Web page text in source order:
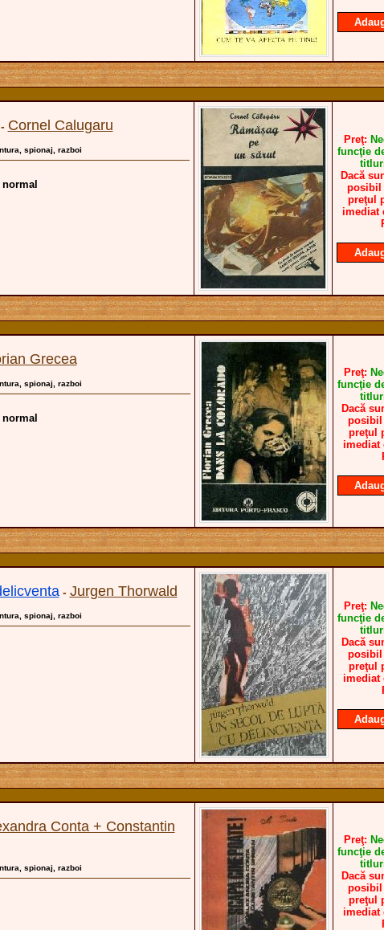
Cornel Calugaru
spionaj, razboi
Preţ:
funcţie
Dacă
posibil
preţul
imediat
Grecea
spionaj, razboi
Preţ:
funcţie
Dacă
posibil
preţul
imediat
- Jurgen Thorwald
spionaj, razboi
Preţ:
funcţie
Dacă
posibil
preţul
imediat
Conta + Constantin
spionaj, razboi
Preţ:
funcţie
Dacă
posibil
preţul
imediat